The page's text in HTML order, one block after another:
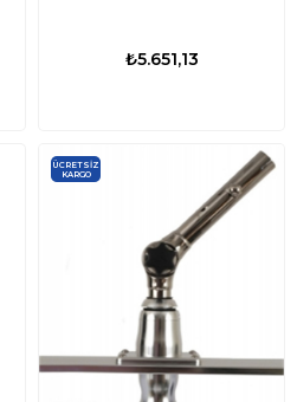
₺5.651,13
ÜCRETSIZ
KARGO